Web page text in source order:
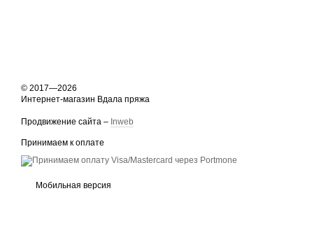
© 2017—2026
Интернет-магазин Вдала пряжа
Продвижение сайта – Inweb
Принимаем к оплате
Мобильная версия